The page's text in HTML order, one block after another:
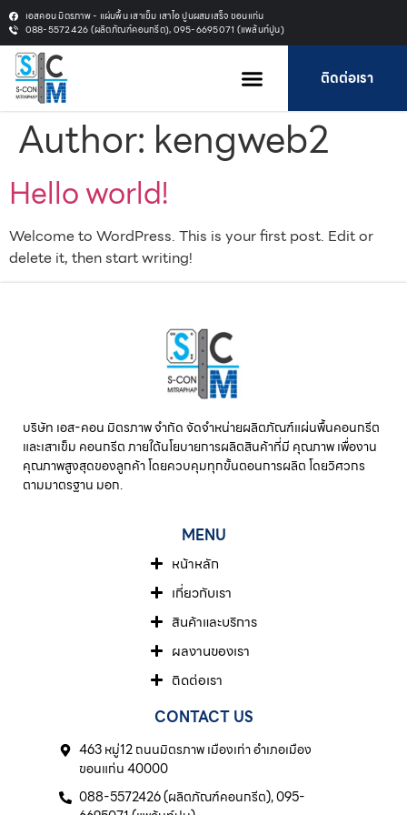
เอสคอน มิตรภาพ - แผ่นพื้น เสาเข็ม เสาไอ ปูนผสมเสร็จ ขอนแก่น
088-5572426 (ผลิตภัณฑ์คอนกรีต), 095-6695071 (แพล้นท์ปูน)
ติดต่อเรา
Author: kengweb2
Hello world!
Welcome to WordPress. This is your first post. Edit or
delete it, then start writing!
บริษัท เอส-คอน มิตรภาพ จํากัด จัดจำหน่ายผลิตภัณฑ์แผ่นพื้นคอนกรีต
และเสาเข็ม คอนกรีต ภายใต้นโยบายการผลิตสินค้าที่มี คุณภาพ เพื่องาน
คุณภาพสูงสุดของลูกค้า โดยควบคุมทุกขั้นตอนการผลิต โดยวิศวกร
ตามมาตรฐาน มอก.
MENU
หน้าหลัก
เกี่ยวกับเรา
สินค้าและบริการ
ผลงานของเรา
ติดต่อเรา
CONTACT US
463 หมู่12 ถนนมิตรภาพ เมืองเก่า อำเภอเมือง
ขอนแก่น 40000
088-5572426 (ผลิตภัณฑ์คอนกรีต), 095-